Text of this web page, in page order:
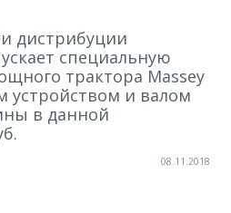
дистрибуции
специальную
трактора Massey
устройством и валом
в данной
08.11.2018